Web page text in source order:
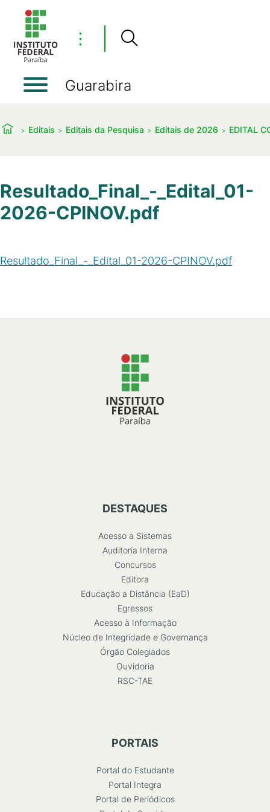
⋮
Guarabira
Editais Editais da Pesquisa Editais de 2026 EDITAL
Resultado_Final_-_Edital_01-
2026-CPINOV.pdf
Resultado_Final_-_Edital_01-2026-CPINOV.pdf
DESTAQUES
Acesso a Sistemas
Auditoria Interna
Concursos
Editora
Educação a Distância (EaD)
Egressos
Acesso à Informação
Núcleo de Integridade e Governança
Órgão Colegiados
Ouvidoria
RSC-TAE
PORTAIS
Portal do Estudante
Portal Integra
Portal de Periódicos